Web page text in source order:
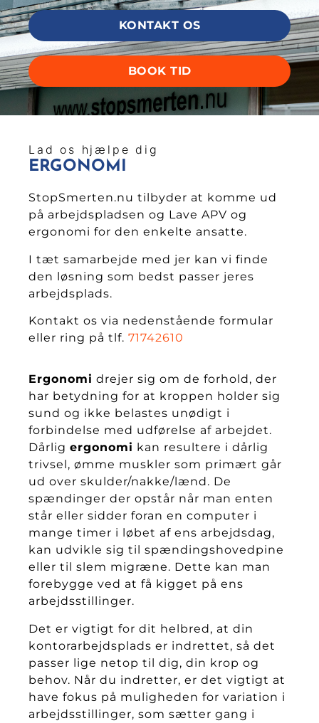
KONTAKT OS
BOOK TID
Lad os hjælpe dig
ERGONOMI
StopSmerten.nu tilbyder at komme ud
på arbejdspladsen og Lave APV og
ergonomi for den enkelte ansatte.
I tæt samarbejde med jer kan vi finde
den løsning som bedst passer jeres
arbejdsplads.
Kontakt os via nedenstående formular
eller ring på tlf. 71742610
Ergonomi drejer sig om de forhold, der
har betydning for at kroppen holder sig
sund og ikke belastes unødigt i
forbindelse med udførelse af arbejdet.
Dårlig ergonomi kan resultere i dårlig
trivsel, ømme muskler som primært går
ud over skulder/nakke/lænd. De
spændinger der opstår når man enten
står eller sidder foran en computer i
mange timer i løbet af ens arbejdsdag,
kan udvikle sig til spændingshovedpine
eller til slem migræne. Dette kan man
forebygge ved at få kigget på ens
arbejdsstillinger.
Det er vigtigt for dit helbred, at din
kontorarbejdsplads er indrettet, så det
passer lige netop til dig, din krop og
behov. Når du indretter, er det vigtigt at
have fokus på muligheden for variation i
arbejdsstillinger, som sætter gang i